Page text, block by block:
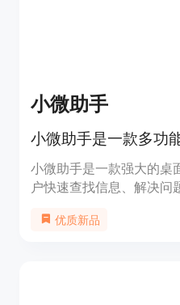
小微助手
小微助手是一款强大的桌
户快速查找信息、解决问
升用户生产力和效率。
优质新品